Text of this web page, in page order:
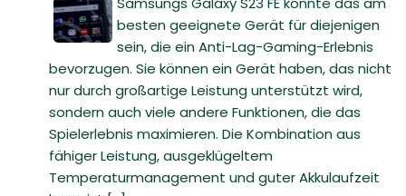
besten geeignete Gerät für diejenigen
sein, die ein Anti-Lag-Gaming-Erlebnis
bevorzugen. Sie können ein Gerät haben, das nicht
nur durch großartige Leistung unterstützt wird,
sondern auch viele andere Funktionen, die das
Spielerlebnis maximieren. Die Kombination aus
fähiger Leistung, ausgeklügeltem
Temperaturmanagement und guter Akkulaufzeit